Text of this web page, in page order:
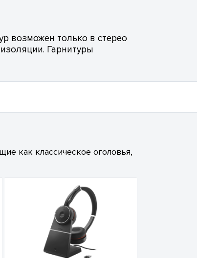
возможен только в стерео
Гарнитуры
как классическое оголовья,